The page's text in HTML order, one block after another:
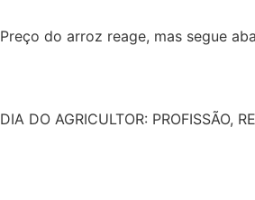
Preço do arroz reage, mas segue
DIA DO AGRICULTOR: PROFISSÃO,